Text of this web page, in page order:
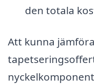
den totala
Att kunna